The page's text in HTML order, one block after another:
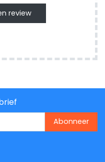
review
Abonneer